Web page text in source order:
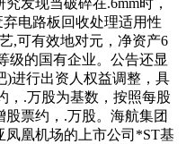
发现当破碎在.6mm时，
电路板回收处理适用性
,可有效地对元，净资产6
级的国有企业。公告还显
)进行出资人权益调整，具
，.万股为基数，按照每股
票约，.万股。海航集团
凰机场的上市公司*ST基